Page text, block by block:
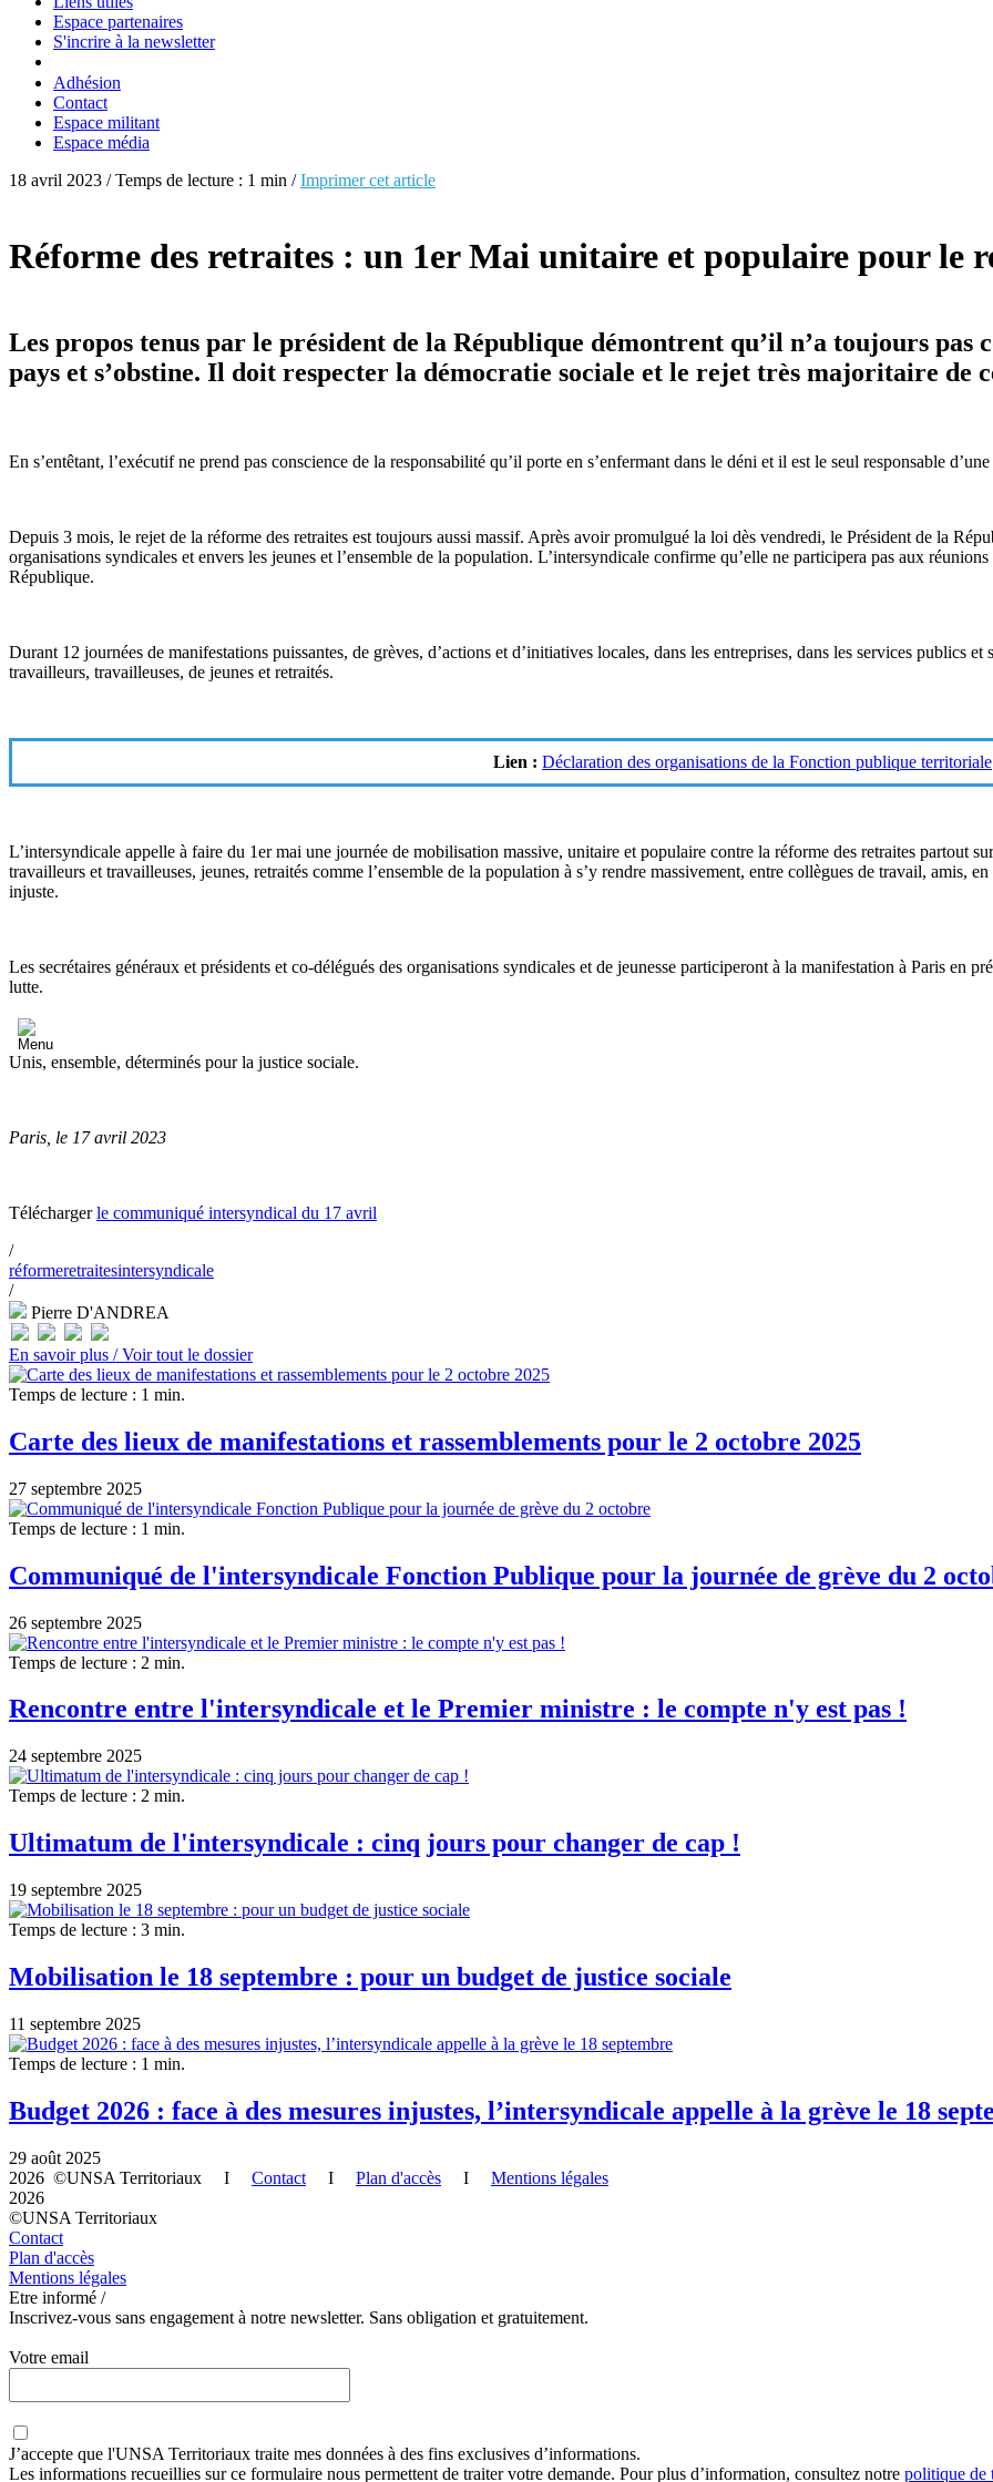
Espace partenaires
S'incrire à la newsletter
Adhésion
Contact
Espace militant
Espace média
18 avril 2023 / Temps de lecture : 1 min /Imprimer cet article
Réforme des retraites : un 1er Mai unitaire et populaire pour le
Les propos tenus par le président de la République démontrent qu’il n’a toujours pas
pays et s’obstine. Il doit respecter la démocratie sociale et le rejet très majoritaire de
En s’entêtant, l’exécutif ne prend pas conscience de la responsabilité qu’il porte en s’enfermant dans le déni et il est le seul responsable
Depuis 3 mois, le rejet de la réforme des retraites est toujours aussi massif. Après avoir promulgué la loi dès vendredi, le Président de la
organisations syndicales et envers les jeunes et l’ensemble de la population. L’intersyndicale confirme qu’elle ne participera pas aux
République.
Durant 12 journées de manifestations puissantes, de grèves, d’actions et d’initiatives locales, dans les entreprises, dans les services publics
travailleurs, travailleuses, de jeunes et retraités.
Lien : Déclaration des organisations de la Fonction publique territoriale
L’intersyndicale appelle à faire du 1er mai une journée de mobilisation massive, unitaire et populaire contre la réforme des retraites partout
travailleurs et travailleuses, jeunes, retraités comme l’ensemble de la population à s’y rendre massivement, entre collègues de travail, amis,
injuste.
Les secrétaires généraux et présidents et co-délégués des organisations syndicales et de jeunesse participeront à la manifestation à Paris en
lutte.
Unis, ensemble, déterminés pour la justice sociale.
Paris, le 17 avril 2023
Téléchargerle communiqué intersyndical du 17 avril
/
réformeretraitesintersyndicale
/
Pierre D'ANDREA
En savoir plus /Voir tout le dossier
Temps de lecture : 1 min.
Carte des lieux de manifestations et rassemblements pour le 2 octobre 2025
27 septembre 2025
Temps de lecture : 1 min.
Communiqué de l'intersyndicale Fonction Publique pour la journée de grève du 2
26 septembre 2025
Temps de lecture : 2 min.
Rencontre entre l'intersyndicale et le Premier ministre : le compte n'y est pas !
24 septembre 2025
Temps de lecture : 2 min.
Ultimatum de l'intersyndicale : cinq jours pour changer de cap !
19 septembre 2025
Temps de lecture : 3 min.
Mobilisation le 18 septembre : pour un budget de justice sociale
11 septembre 2025
Temps de lecture : 1 min.
Budget 2026 : face à des mesures injustes, l’intersyndicale appelle à la grève le 18
29 août 2025
2026 ©UNSA Territoriaux I Contact I Plan d'accès I Mentions légales
2026
©UNSA Territoriaux
Contact
Plan d'accès
Mentions légales
Etre informé /
Inscrivez-vous sans engagement à notre newsletter. Sans obligation et gratuitement.
Votre email
J’accepte que l'UNSA Territoriaux traite mes données à des fins exclusives d’informations.
Les informations recueillies sur ce formulaire nous permettent de traiter votre demande. Pour plus d’information, consultez notre politique de